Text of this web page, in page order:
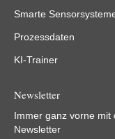
Smarte
Prozessdaten
KI-Trainer
Newsletter
Immer ganz vorne mit
Newsletter